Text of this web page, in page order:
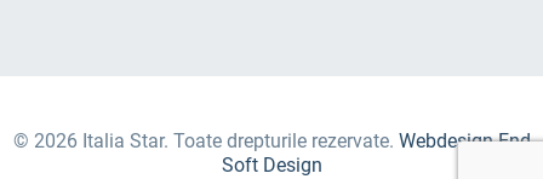
© 2026 Italia Star. Toate drepturile rezervate. Webdesign End
Soft Design